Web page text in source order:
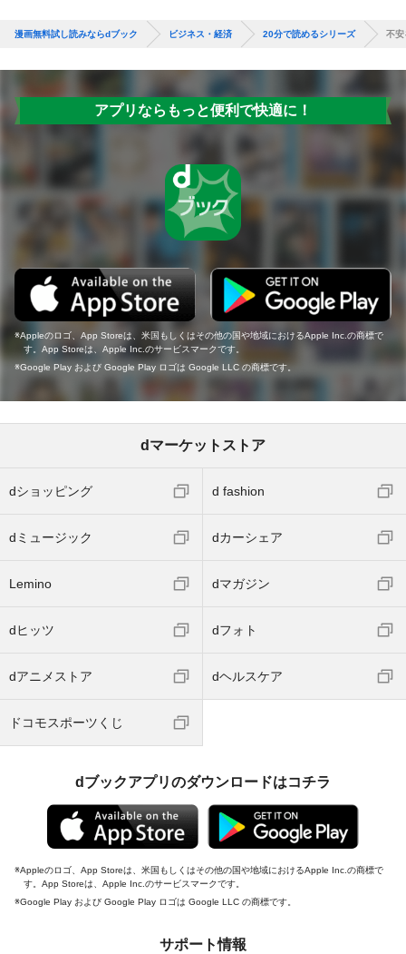
漫画無料試し読みならdブック ビジネス・経済 20分で読めるシリーズ 不
アプリならもっと便利で快適に！
Appleのロゴ、App Storeは、米国もしくはその他の国や地域におけるApple Inc.の商標で
す。App Storeは、Apple Inc.のサービスマークです。
Google Play および Google Play ロゴは Google LLC の商標です。
dマーケットストア
dショッピング d fashion
dミュージック dカーシェア
Lemino dマガジン
dヒッツ dフォト
dアニメストア dヘルスケア
ドコモスポーツくじ
dブックアプリのダウンロードはコチラ
Appleのロゴ、App Storeは、米国もしくはその他の国や地域におけるApple Inc.の商標で
す。App Storeは、Apple Inc.のサービスマークです。
Google Play および Google Play ロゴは Google LLC の商標です。
サポート情報